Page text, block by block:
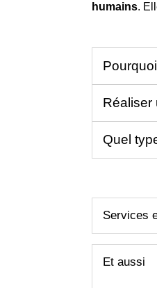
humains.
Réaliser
Quel
Services
Et aussi